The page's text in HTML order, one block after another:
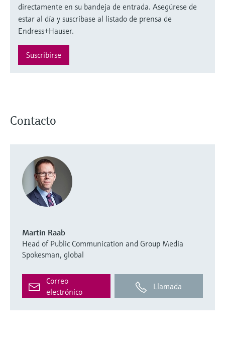
directamente en su bandeja de entrada. Asegúrese de
estar al día y suscríbase al listado de prensa de
Endress+Hauser.
Suscribirse
Contacto
Martin Raab
Head of Public Communication and Group Media
Spokesman, global
Correo
electrónico
Llamada